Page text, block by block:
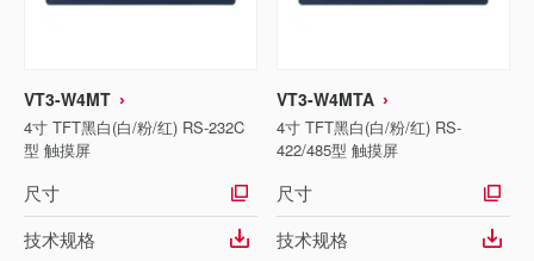
VT3-W4MT
4寸 TFT黑白(白/粉/红) RS-232C
型 触摸屏
尺寸
技术规格
VT3-W4MTA
4寸 TFT黑白(白/粉/红) RS-
422/485型 触摸屏
尺寸
技术规格